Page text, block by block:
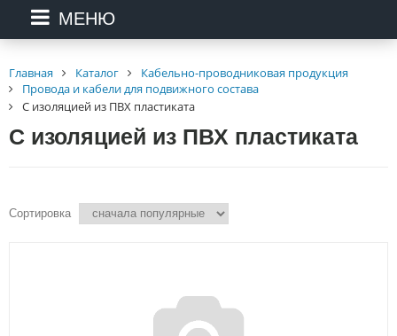
МЕНЮ
Главная Каталог
Кабельно-проводниковая продукция
Провода и кабели для подвижного состава
С изоляцией из ПВХ пластиката
С изоляцией из ПВХ пластиката
Сортировка